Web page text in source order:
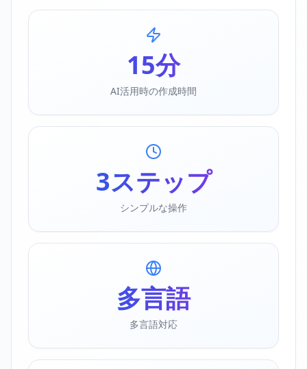
15分
AI活用時の作成時間
3ステップ
シンプルな操作
多言語
多言語対応